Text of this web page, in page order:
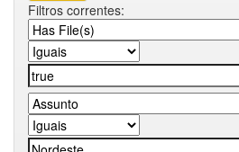
Filtros correntes: